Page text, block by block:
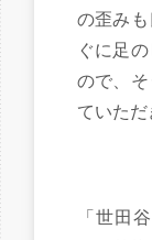
の歪み
ぐに足
ので、
ていただ
「世